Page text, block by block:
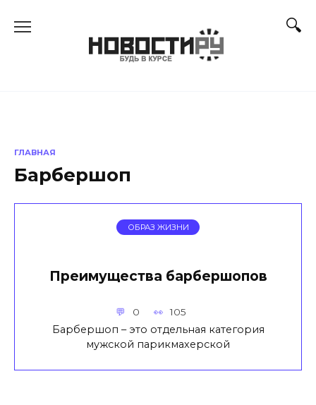
ГЛАВНАЯ
Барбершоп
ОБРАЗ ЖИЗНИ
Преимущества барбершопов
0 105
Барбершоп – это отдельная категория
мужской парикмахерской